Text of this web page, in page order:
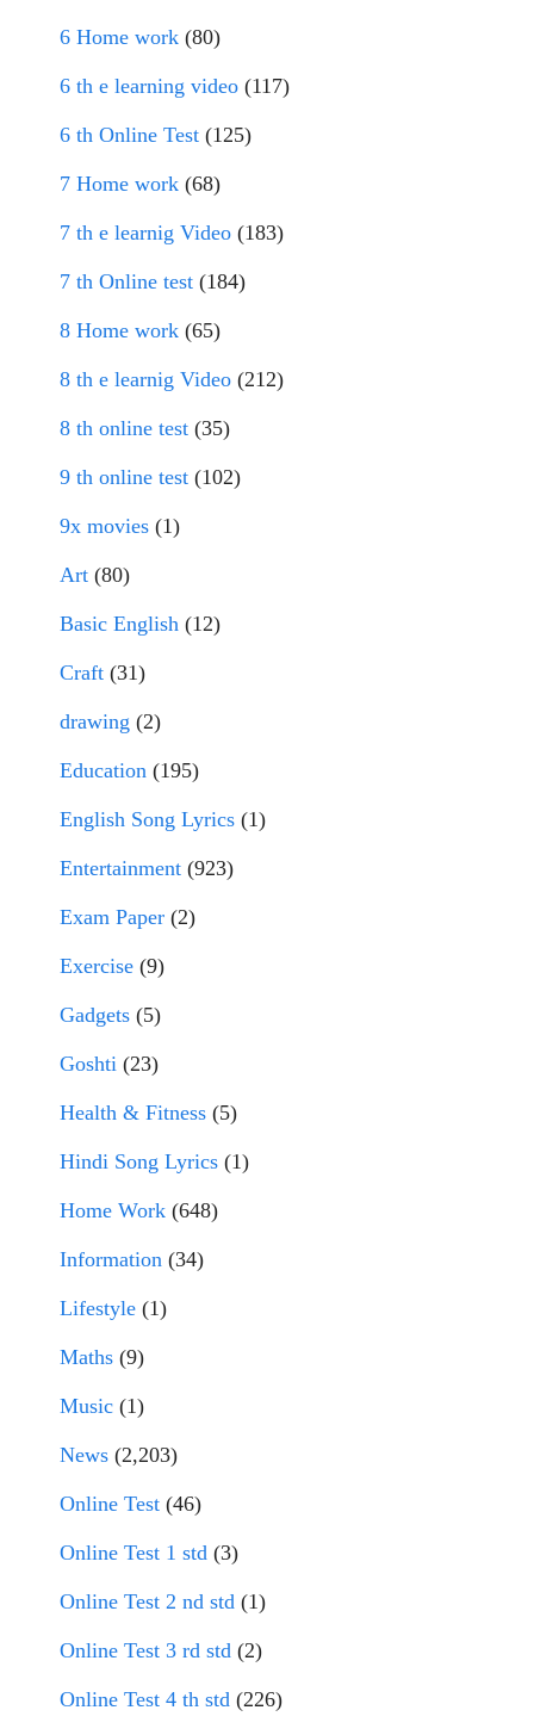
6 Home work (80)
6 th e learning video (117)
6 th Online Test (125)
7 Home work (68)
7 th e learnig Video (183)
7 th Online test (184)
8 Home work (65)
8 th e learnig Video (212)
8 th online test (35)
9 th online test (102)
9x movies (1)
Art (80)
Basic English (12)
Craft (31)
drawing (2)
Education (195)
English Song Lyrics (1)
Entertainment (923)
Exam Paper (2)
Exercise (9)
Gadgets (5)
Goshti (23)
Health & Fitness (5)
Hindi Song Lyrics (1)
Home Work (648)
Information (34)
Lifestyle (1)
Maths (9)
Music (1)
News (2,203)
Online Test (46)
Online Test 1 std (3)
Online Test 2 nd std (1)
Online Test 3 rd std (2)
Online Test 4 th std (226)